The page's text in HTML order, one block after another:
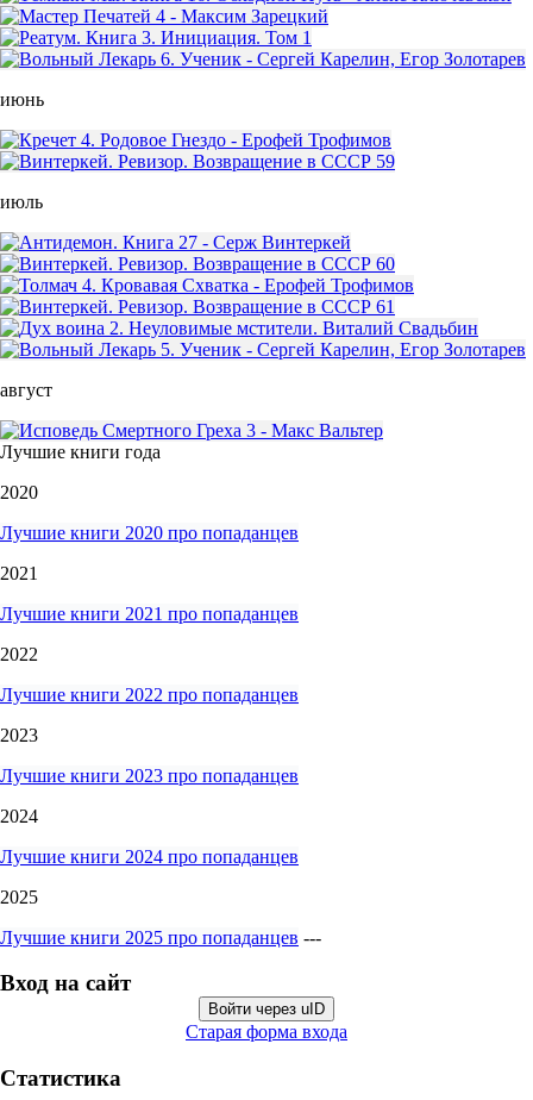
июнь
июль
август
Лучшие книги года
2020
Лучшие книги 2020 про попаданцев
2021
Лучшие книги 2021 про попаданцев
2022
Лучшие книги 2022 про попаданцев
2023
Лучшие книги 2023 про попаданцев
2024
Лучшие книги 2024 про попаданцев
2025
Лучшие книги 2025 про попаданцев ---
Вход на сайт
Войти через uID
Старая форма входа
Статистика